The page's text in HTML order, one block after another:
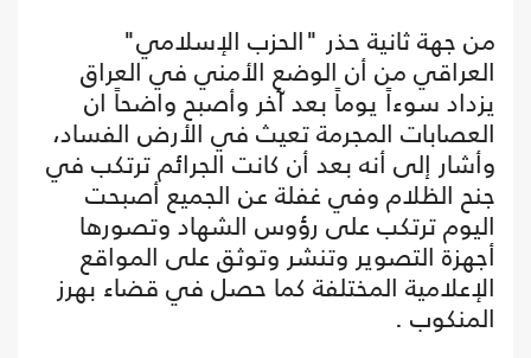
من جهة ثانية حذر "الحزب الإسلامي"
العراقي من أن الوضع الأمني في العراق
يزداد سوءاً يوماً بعد آخر وأصبح واضحاً ان
العصابات المجرمة تعيث في الأرض الفساد،
وأشار إلى أنه بعد أن كانت الجرائم ترتكب في
جنح الظلام وفي غفلة عن الجميع أصبحت
اليوم ترتكب على رؤوس الشهاد وتصورها
أجهزة التصوير وتنشر وتوثق على المواقع
الإعلامية المختلفة كما حصل في قضاء بهرز
المنكوب .